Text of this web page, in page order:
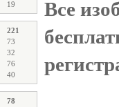
19
221
73
32
76
40
78
Все